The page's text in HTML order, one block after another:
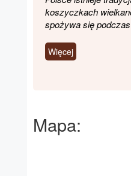
koszyczkach
spożywa się
Więcej
Mapa: